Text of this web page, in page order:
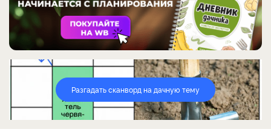
Разгадать сканворд на дачную тему